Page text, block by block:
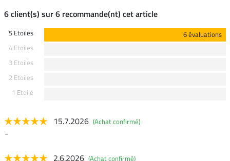
6 client(s) sur 6 recommande(nt) cet article
5 Etoiles
6 évaluations
4 Etoiles
3 Etoiles
2 Etoiles
1 Etoile
15.7.2026 (Achat confirmé)
-
2.6.2026 (Achat confirmé)